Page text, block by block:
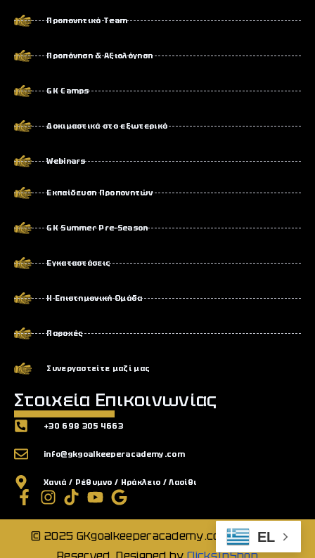
Προπονητικό Team
Προπόνηση & Αξιολόγηση
GK Camps
Δοκιμαστικά στο εξωτερικό
Webinars
Εκπαίδευση Προπονητών
GK Summer Pre-Season
Εγκαταστάσεις
Η Επιστημονική Ομάδα
Παροχές
Συνεργαστείτε μαζί μας
Στοιχεία Επικοινωνίας
+30 698 305 4663
info@gkgoalkeeperacademy.com
Χανιά / Ρέθυμνο / Ηράκλειο / Λασίθι
© 2025 GKgoalkeeperacademy.com All Rights
EL